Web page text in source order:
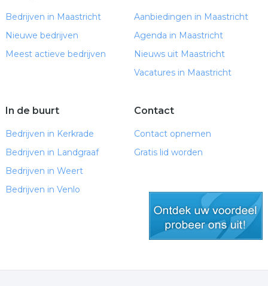
Bedrijven in Maastricht
Nieuwe bedrijven
Meest actieve bedrijven
Aanbiedingen in Maastricht
Agenda in Maastricht
Nieuws uit Maastricht
Vacatures in Maastricht
In de buurt
Bedrijven in Kerkrade
Bedrijven in Landgraaf
Bedrijven in Weert
Bedrijven in Venlo
Contact
Contact opnemen
Gratis lid worden